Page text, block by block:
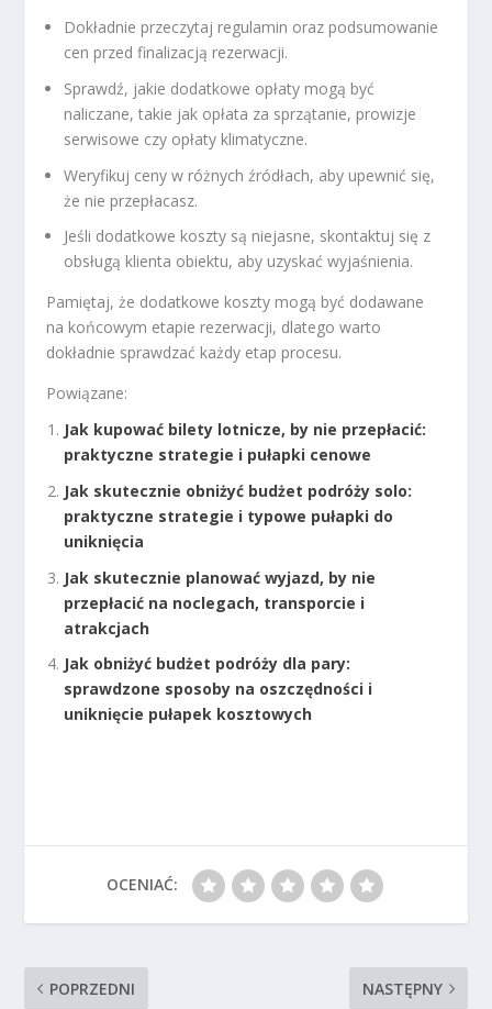
Dokładnie przeczytaj regulamin oraz podsumowanie
cen przed finalizacją rezerwacji.
Sprawdź, jakie dodatkowe opłaty mogą być
naliczane, takie jak opłata za sprzątanie, prowizje
serwisowe czy opłaty klimatyczne.
Weryfikuj ceny w różnych źródłach, aby upewnić się,
że nie przepłacasz.
Jeśli dodatkowe koszty są niejasne, skontaktuj się z
obsługą klienta obiektu, aby uzyskać wyjaśnienia.
Pamiętaj, że dodatkowe koszty mogą być dodawane
na końcowym etapie rezerwacji, dlatego warto
dokładnie sprawdzać każdy etap procesu.
Powiązane:
Jak kupować bilety lotnicze, by nie przepłacić:
praktyczne strategie i pułapki cenowe
Jak skutecznie obniżyć budżet podróży solo:
praktyczne strategie i typowe pułapki do
uniknięcia
Jak skutecznie planować wyjazd, by nie
przepłacić na noclegach, transporcie i
atrakcjach
Jak obniżyć budżet podróży dla pary:
sprawdzone sposoby na oszczędności i
uniknięcie pułapek kosztowych
OCENIAĆ:
POPRZEDNI NASTĘPNY